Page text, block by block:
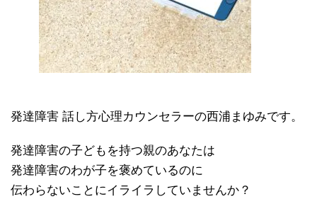
発達障害 話し方心理カウンセラーの西浦まゆみです。
発達障害の子どもを持つ親のあなたは
発達障害のわが子を褒めているのに
伝わらないことにイライラしていませんか？